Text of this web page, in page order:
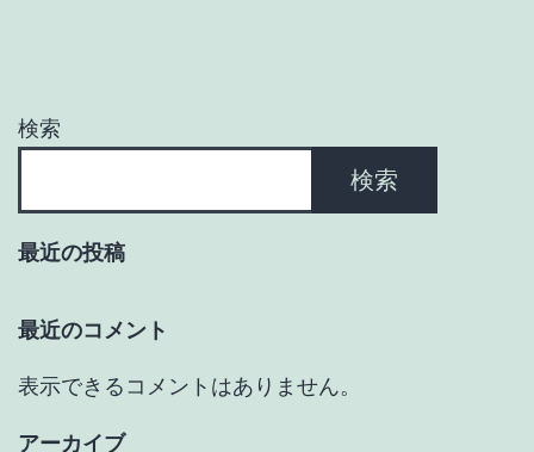
ョ
検索
検索
最近の投稿
最近のコメント
表示できるコメントはありません。
アーカイブ